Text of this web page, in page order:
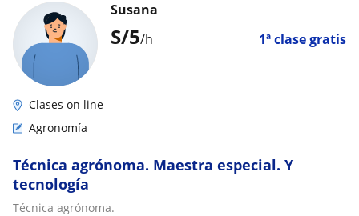
S/5/h 1ª clase gratis
Susana
Clases on line
Agronomía
Técnica agrónoma. Maestra especial. Y
tecnología
Técnica agrónoma.